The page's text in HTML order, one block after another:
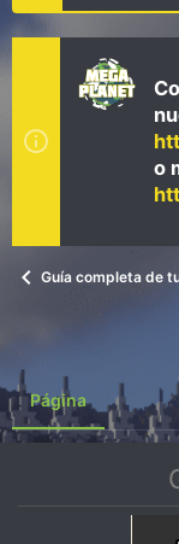
u
z
a
c
ó
n
o
Guía completa de
Página